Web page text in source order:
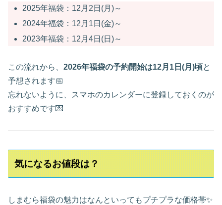
2025年福袋：12月2日(月)～
2024年福袋：12月1日(金)～
2023年福袋：12月4日(日)～
この流れから、 2026年福袋の予約開始は12月1日(月)頃と
予想されます📅
忘れないように、スマホのカレンダーに登録しておくのが
おすすめです💌
気になるお値段は？
しまむら福袋の魅力はなんといってもプチプラな価格帯✨